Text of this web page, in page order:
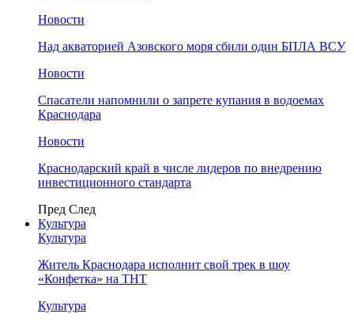
Новости
Над акваторией Азовского моря сбили один БПЛА ВСУ
Новости
Спасатели напомнили о запрете купания в водоемах
Краснодара
Новости
Краснодарский край в числе лидеров по внедрению
инвестиционного стандарта
Пред След
Культура
Культура
Житель Краснодара исполнит свой трек в шоу
«Конфетка» на ТНТ
Культура